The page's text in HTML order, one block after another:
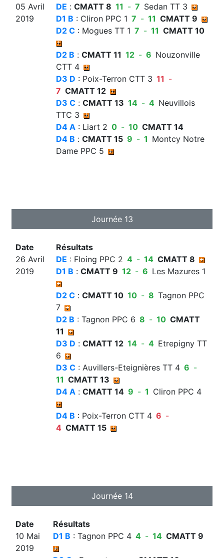
05 Avril
2019
DE : CMATT 8 11 - 7 Sedan TT 3
D1 B : Cliron PPC 1 7 - 11 CMATT 9
D2 C: Mogues TT 1 7 - 11 CMATT 10
D2 B : CMATT 11 12 - 6 Nouzonville
CTT 4
D3 D : Poix-Terron CTT 3 11 -
7 CMATT 12
D3 C: CMATT 13 14 - 4 Neuvillois
TTC 3
D4 A: Liart 2 0 - 10 CMATT 14
D4 B : CMATT 15 9 - 1 Montcy Notre
Dame PPC 5
Journée 13
Date
26 Avril
2019
Résultats
DE : Floing PPC 2 4 - 14 CMATT 8
D1 B :CMATT 9 12 - 6 Les Mazures 1
D2 C :CMATT 10 10 - 8 Tagnon PPC
7
D2 B : Tagnon PPC 6 8 - 10 CMATT
11
D3 D :CMATT 12 14 - 4 Etrepigny TT
6
D3 C : Auvillers-Eteignières TT 4 6 -
11 CMATT 13
D4 A :CMATT 14 9 - 1 Cliron PPC 4
D4 B : Poix-Terron CTT 4 6 -
4 CMATT 15
Journée 14
Date
10 Mai
2019
Résultats
D1 B : Tagnon PPC 4 4 - 14 CMATT 9